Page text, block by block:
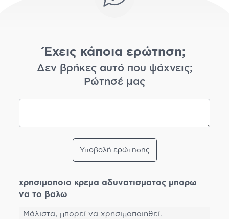
Έχεις κάποια ερώτηση;
Δεν βρήκες αυτό που ψάχνεις;
Ρώτησέ μας
Υποβολή ερώτησης
χρησιμοποιο κρεμα αδυνατισματος μπορω
να το βαλω
Μάλιστα, μπορεί να χρησιμοποιηθεί.